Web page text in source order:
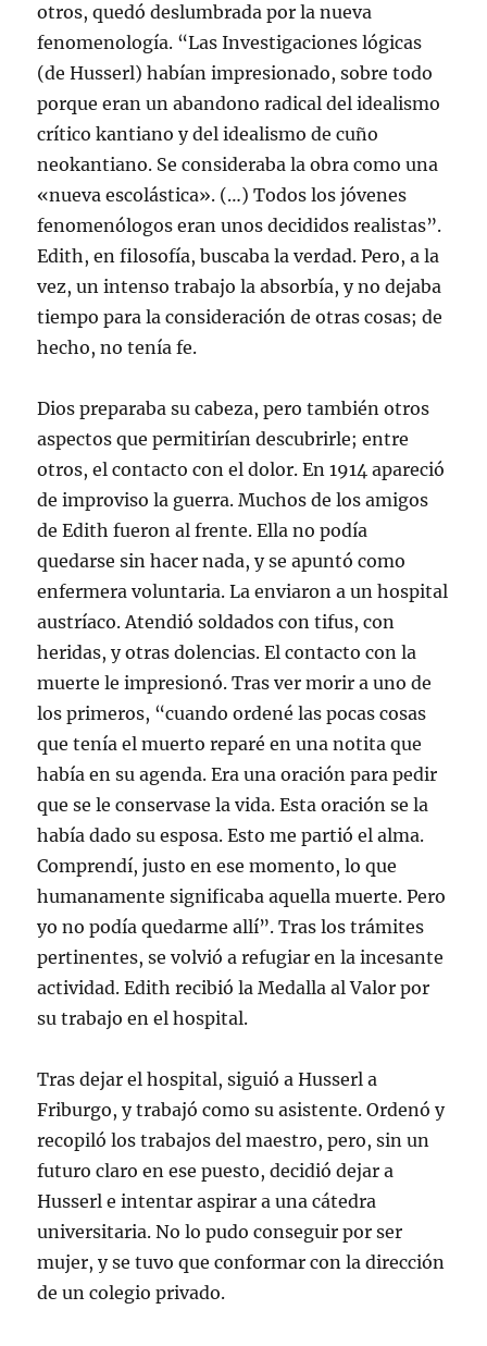
otros, quedó deslumbrada por la nueva
fenomenología. “Las Investigaciones lógicas
(de Husserl) habían impresionado, sobre todo
porque eran un abandono radical del idealismo
crítico kantiano y del idealismo de cuño
neokantiano. Se consideraba la obra como una
«nueva escolástica». (…) Todos los jóvenes
fenomenólogos eran unos decididos realistas”.
Edith, en filosofía, buscaba la verdad. Pero, a la
vez, un intenso trabajo la absorbía, y no dejaba
tiempo para la consideración de otras cosas; de
hecho, no tenía fe.
Dios preparaba su cabeza, pero también otros
aspectos que permitirían descubrirle; entre
otros, el contacto con el dolor. En 1914 apareció
de improviso la guerra. Muchos de los amigos
de Edith fueron al frente. Ella no podía
quedarse sin hacer nada, y se apuntó como
enfermera voluntaria. La enviaron a un hospital
austríaco. Atendió soldados con tifus, con
heridas, y otras dolencias. El contacto con la
muerte le impresionó. Tras ver morir a uno de
los primeros, “cuando ordené las pocas cosas
que tenía el muerto reparé en una notita que
había en su agenda. Era una oración para pedir
que se le conservase la vida. Esta oración se la
había dado su esposa. Esto me partió el alma.
Comprendí, justo en ese momento, lo que
humanamente significaba aquella muerte. Pero
yo no podía quedarme allí”. Tras los trámites
pertinentes, se volvió a refugiar en la incesante
actividad. Edith recibió la Medalla al Valor por
su trabajo en el hospital.
Tras dejar el hospital, siguió a Husserl a
Friburgo, y trabajó como su asistente. Ordenó y
recopiló los trabajos del maestro, pero, sin un
futuro claro en ese puesto, decidió dejar a
Husserl e intentar aspirar a una cátedra
universitaria. No lo pudo conseguir por ser
mujer, y se tuvo que conformar con la dirección
de un colegio privado.